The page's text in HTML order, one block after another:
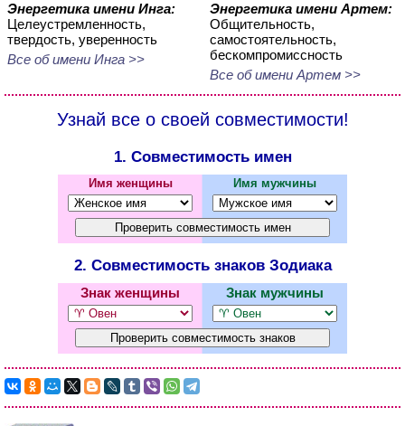
Энергетика имени Инга:
Целеустремленность,
твердость, уверенность
Все об имени Инга >>
Энергетика имени Артем:
Общительность,
самостоятельность,
бескомпромиссность
Все об имени Артем >>
Узнай все о своей совместимости!
1. Совместимость имен
Имя женщины Имя мужчины
2. Совместимость знаков Зодиака
Знак женщины Знак мужчины